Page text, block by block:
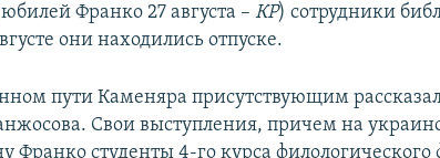
Франко 27 августа –КР) сотрудники
они находились отпуске.
пути Каменяра присутствующим
Свои выступления, причем на
Франко студенты 4-го курса филологического